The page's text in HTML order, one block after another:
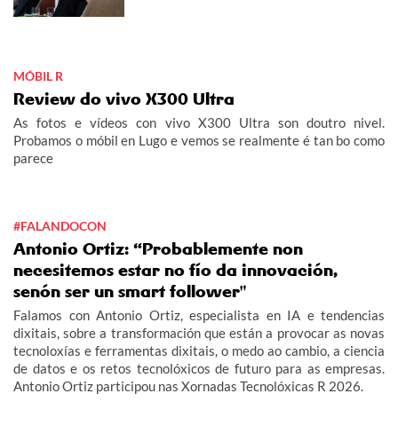
MÓBIL R
Review do vivo X300 Ultra
As fotos e vídeos con vivo X300 Ultra son doutro nivel.
Probamos o móbil en Lugo e vemos se realmente é tan bo como
parece
#FALANDOCON
Antonio Ortiz: “Probablemente non
necesitemos estar no fío da innovación,
senón ser un smart follower"
Falamos con Antonio Ortiz, especialista en IA e tendencias
dixitais, sobre a transformación que están a provocar as novas
tecnoloxías e ferramentas dixitais, o medo ao cambio, a ciencia
de datos e os retos tecnolóxicos de futuro para as empresas.
Antonio Ortiz participou nas Xornadas Tecnolóxicas R 2026.